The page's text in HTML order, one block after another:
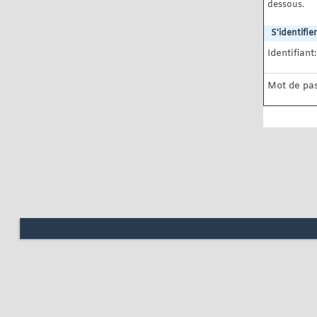
dessous.
S'identifier
Identifiant:
Mot de